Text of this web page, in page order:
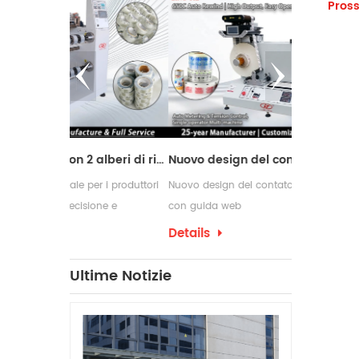
Macchina da taglio con 2 alberi di riavvolgimento
i produttori
Nuovo design del contatore delle etichette
con guida web
Ultime Notizie